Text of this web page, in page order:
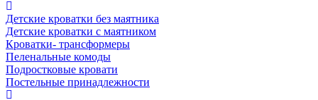
Детские кроватки без маятника
Детские кроватки с маятником
Кроватки- трансформеры
Пеленальные комоды
Подростковые кровати
Постельные принадлежности